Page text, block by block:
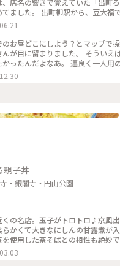
、店名の響きで覚えていた「出町
柳駅から、豆大福で知られる出町ふた
して、すぐ右手の脇道を行くと間もなく。
空気がのどかで、のんびり行きた
それが喜びになりました。 （トップ）入口と看板
）店内の雰囲気もスロー （3枚め
もリーズナブルで美味しいです！ 店内はこ
た規模なので、予約必至です。お料
ろろ #出町柳 #のんびり #ひと
のお昼どこにしよう？とマップで
んが目に留まりました。 そういえ
かったんだよなあ。 運良く一人用
、お昼のろろろ弁当をいただきま
使ったおばんざい色々、熱々のだ
で身体に染み渡りました。 #京都
親子丼
・銀閣寺・円山公園
くの名店。玉子がトロトロ♪京風
らかくて大きなにしんの甘露煮が
を使用した茶そばとの相性も絶妙
丼 #にしんそば #茶そば #ひさご